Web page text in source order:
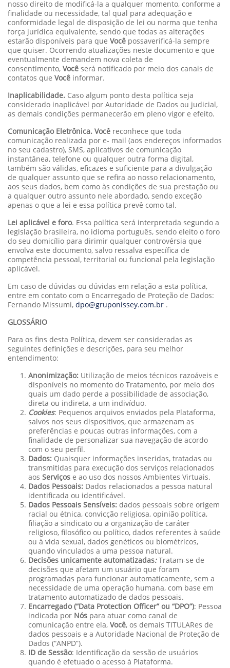
nosso direito de modificá-la a qualquer momento, conforme a
finalidade ou necessidade, tal qual para adequação e
conformidade legal de disposição de lei ou norma que tenha
força jurídica equivalente, sendo que todas as alterações
estarão disponíveis para que Você possaverificá-la sempre
que quiser. Ocorrendo atualizações neste documento e que
eventualmente demandem nova coleta de
consentimento, Você será notificado por meio dos canais de
contatos que Você informar.
Inaplicabilidade. Caso algum ponto desta política seja
considerado inaplicável por Autoridade de Dados ou judicial,
as demais condições permanecerão em pleno vigor e efeito.
Comunicação Eletrônica. Você reconhece que toda
comunicação realizada por e- mail (aos endereços informados
no seu cadastro), SMS, aplicativos de comunicação
instantânea, telefone ou qualquer outra forma digital,
também são válidas, eficazes e suficiente para a divulgação
de qualquer assunto que se refira ao nosso relacionamento,
aos seus dados, bem como às condições de sua prestação ou
a qualquer outro assunto nele abordado, sendo exceção
apenas o que a lei e essa política prevê como tal.
Lei aplicável e foro. Essa política será interpretada segundo a
legislação brasileira, no idioma português, sendo eleito o foro
do seu domicílio para dirimir qualquer controvérsia que
envolva este documento, salvo ressalva específica de
competência pessoal, territorial ou funcional pela legislação
aplicável.
Em caso de dúvidas ou dúvidas em relação a esta política,
entre em contato com o Encarregado de Proteção de Dados:
Fernando Missumi, dpo@gruponissey.com.br .
GLOSSÁRIO
Para os fins desta Política, devem ser consideradas as
seguintes definições e descrições, para seu melhor
entendimento:
Anonimização: Utilização de meios técnicos razoáveis e
disponíveis no momento do Tratamento, por meio dos
quais um dado perde a possibilidade de associação,
direta ou indireta, a um indivíduo.
Cookies: Pequenos arquivos enviados pela Plataforma,
salvos nos seus dispositivos, que armazenam as
preferências e poucas outras informações, com a
finalidade de personalizar sua navegação de acordo
com o seu perfil.
Dados: Quaisquer informações inseridas, tratadas ou
transmitidas para execução dos serviços relacionados
aos Serviços e ao uso dos nossos Ambientes Virtuais.
Dados Pessoais: Dados relacionados a pessoa natural
identificada ou identificável.
Dados Pessoais Sensíveis: dados pessoais sobre origem
racial ou étnica, convicção religiosa, opinião política,
filiação a sindicato ou a organização de caráter
religioso, filosófico ou político, dados referentes à saúde
ou à vida sexual, dados genéticos ou biométricos,
quando vinculados a uma pessoa natural.
Decisões unicamente automatizadas:Tratam-se de
decisões que afetam um usuário que foram
programadas para funcionar automaticamente, sem a
necessidade de uma operação humana, com base em
tratamento automatizado de dados pessoais.
Encarregado (“Data Protection Officer” ou “DPO”): Pessoa
indicada por Nós para atuar como canal de
comunicação entre ela, Você, os demais TITULARes de
dados pessoais e a Autoridade Nacional de Proteção de
Dados (“ANPD”).
ID de Sessão: Identificação da sessão de usuários
quando é efetuado o acesso à Plataforma.